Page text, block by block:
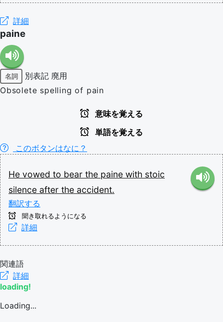
詳細
paine
名詞 別表記 廃用
Obsolete spelling of pain
意味を覚える
単語を覚える
このボタンはなに？
He vowed to bear the paine with stoic
silence after the accident.
翻訳する
聞き取れるようになる
詳細
関連語
詳細
loading!
Loading...